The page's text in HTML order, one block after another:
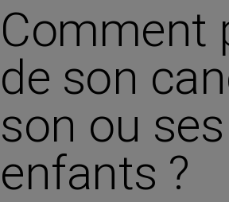
Comment
de son
son ou ses
enfants ?